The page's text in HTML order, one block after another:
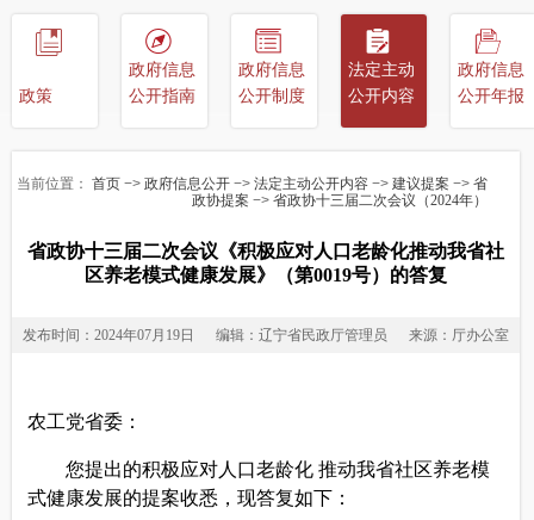
政策
政府信息
公开指南
政府信息
公开制度
法定主动
公开内容
政府信息
公开年报
当前位置： 首页−> 政府信息公开−> 法定主动公开内容−> 建议提案 −> 省
政协提案 −> 省政协十三届二次会议（2024年）
省政协十三届二次会议《积极应对人口老龄化推动我省社
区养老模式健康发展》（第0019号）的答复
发布时间：2024年07月19日 编辑：辽宁省民政厅管理员 来源：厅办公室
农工党省委：
您提出的积极应对人口老龄化 推动我省社区养老模
式健康发展的提案收悉，现答复如下：